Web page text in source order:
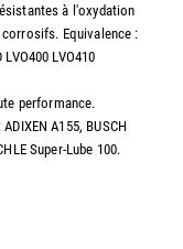
à l'oxydation
Equivalence :
LVO400 LVO410
performance.
A155, BUSCH
Super-Lube 100.